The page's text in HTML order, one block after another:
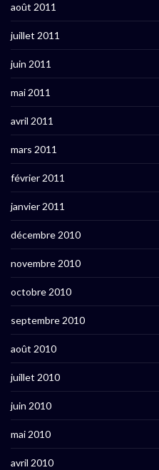
août 2011
juillet 2011
juin 2011
mai 2011
avril 2011
mars 2011
février 2011
janvier 2011
décembre 2010
novembre 2010
octobre 2010
septembre 2010
août 2010
juillet 2010
juin 2010
mai 2010
avril 2010